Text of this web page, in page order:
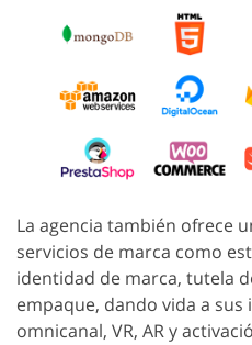
La agencia también ofrece
servicios de marca como
identidad de marca, tutela
empaque, dando vida a sus
omnicanal, VR, AR y